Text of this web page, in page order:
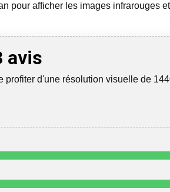
pour afficher les images infrarouges
avis
profiter d'une résolution visuelle de